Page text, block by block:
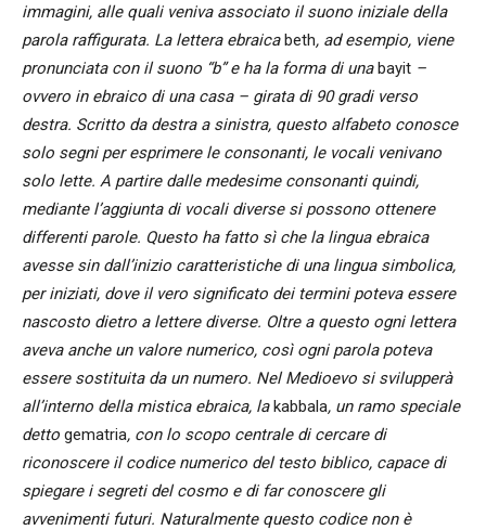
immagini, alle quali veniva associato il suono iniziale della
parola raffigurata. La lettera ebraicabeth, ad esempio, viene
pronunciata con il suono “b” e ha la forma di unabayit –
ovvero in ebraico di una casa – girata di 90 gradi verso
destra. Scritto da destra a sinistra, questo alfabeto conosce
solo segni per esprimere le consonanti, le vocali venivano
solo lette. A partire dalle medesime consonanti quindi,
mediante l’aggiunta di vocali diverse si possono ottenere
differenti parole. Questo ha fatto sì che la lingua ebraica
avesse sin dall’inizio caratteristiche di una lingua simbolica,
per iniziati, dove il vero significato dei termini poteva essere
nascosto dietro a lettere diverse. Oltre a questo ogni lettera
aveva anche un valore numerico, così ogni parola poteva
essere sostituita da un numero. Nel Medioevo si svilupperà
all’interno della mistica ebraica, lakabbala, un ramo speciale
detto gematria, con lo scopo centrale di cercare di
riconoscere il codice numerico del testo biblico, capace di
spiegare i segreti del cosmo e di far conoscere gli
avvenimenti futuri. Naturalmente questo codice non è